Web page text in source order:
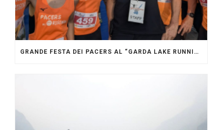
GRANDE FESTA DEI PACERS AL “GARDA LAKE RUNNING FESTIVAL”